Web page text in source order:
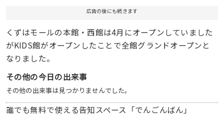
広告の後にも続きます
くずはモールの本館・西館は4月にオープンしていました
がKIDS館がオープンしたことで全館グランドオープンと
なりました。
その他の今日の出来事
その他の出来事は見つかりませんでした。
誰でも無料で使える告知スペース「でんごんばん」